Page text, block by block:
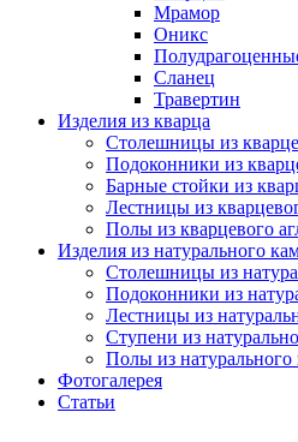
Мрамор
Оникс
Сланец
Травертин
Изделия из кварца
Столешницы из
Подоконники из
Барные стойки из
Лестницы из
Полы из кварцевого
Изделия из натурального
Столешницы из
Подоконники из
Лестницы из
Ступени из
Полы из натурального
Фотогалерея
Статьи